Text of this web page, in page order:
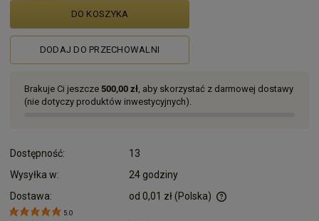
DO KOSZYKA
DODAJ DO PRZECHOWALNI
Brakuje Ci jeszcze 500,00 zł, aby skorzystać z darmowej dostawy
(nie dotyczy produktów inwestycyjnych).
Dostępność:
13
Wysyłka w:
24 godziny
Dostawa:
od 0,01 zł(Polska)
5.0